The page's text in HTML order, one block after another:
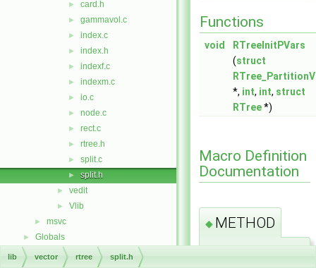
► card.h
► gammavol.c
► index.c
► index.h
► indexf.c
► indexm.c
► io.c
► node.c
► rect.c
► rtree.h
► split.c
► split.h
► vedit
► Vlib
► msvc
► Globals
Functions
void
RTreeInitPVars
(struct
*, int, int, struct
RTree*)
Macro Definition
Documentation
◆ METHOD
lib vector rtree split.h